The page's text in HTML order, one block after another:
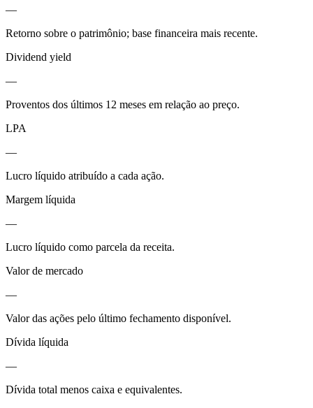
—
Retorno sobre o patrimônio; base financeira mais recente.
Dividend yield
—
Proventos dos últimos 12 meses em relação ao preço.
LPA
—
Lucro líquido atribuído a cada ação.
Margem líquida
—
Lucro líquido como parcela da receita.
Valor de mercado
—
Valor das ações pelo último fechamento disponível.
Dívida líquida
—
Dívida total menos caixa e equivalentes.